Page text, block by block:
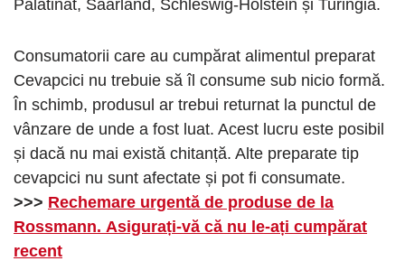
Palatinat, Saarland, Schleswig-Holstein și Turingia.
Consumatorii care au cumpărat alimentul preparat
Cevapcici nu trebuie să îl consume sub nicio formă.
În schimb, produsul ar trebui returnat la punctul de
vânzare de unde a fost luat. Acest lucru este posibil
și dacă nu mai există chitanță. Alte preparate tip
cevapcici nu sunt afectate și pot fi consumate.
>>> Rechemare urgentă de produse de la
Rossmann. Asigurați-vă că nu le-ați cumpărat
recent